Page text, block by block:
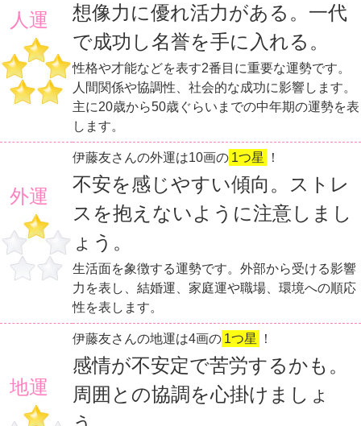
人運
想像力に優れ活力がある。一代
で成功し名誉を手に入れる。
性格や才能などを表す2番目に重要な運勢です。
人間関係や協調性、社会的な成功に影響します。
主に20歳から50歳ぐらいまでの中年期の運勢を表
します。
外運
伊藤友さんの外運は10画の 1つ星 ！
不安を感じやすい傾向。ストレ
スを抱えないように注意しまし
ょう。
生活面を象徴する運勢です。外部から受ける影響
力を表し、結婚運、家庭運や職場、環境への順応
性を表します。
地運
伊藤友さんの地運は4画の 1つ星 ！
感情が不安定で苦労するかも。
周囲との協調を心掛けましょ